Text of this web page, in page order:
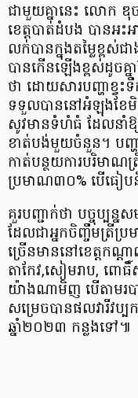
ជាមួយគ្នានេះ លោក ឌុ
ខេត្តបាត់ដំបង បានអះ
លក់បានក្នុងតម្លៃខ្ពស់ជ
បានកើនឡើងខ្ពស់ដូចគ្នា
ថា ដោយសារបញ្ហាខ្វះ
ទទួលបាននៅអំឡុងខែមិ
សូវមានទំហំធំ ដែលនាំ
ខាត់បង់មួយចំនួន។ បញ្
កាត់បន្ថយការបរិមាណ
ប្រមាណ៣០% បើធៀប
គួរបញ្ជាក់ថា បច្ចុប្បន្ន
ដែលជាអ្នកចិញ្ចឹមត្រីប្
ច្រើនមាននៅខេត្តកណ្
តាកែវ,សៀមរាប, ពោ
យ៉ាងណាមិញ បើតាមរ
សម្រេចបានផលវារីវ
ឆ្នាំ២០២៣ កន្លងទៅ៕